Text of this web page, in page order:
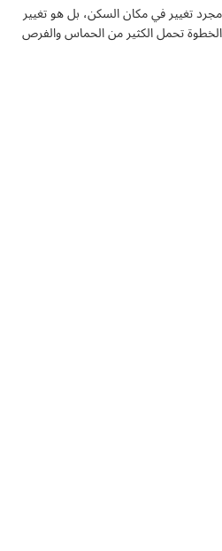
تغيير في مكان السكن، بل هو تغيير
تحمل الكثير من الحماس والفرص